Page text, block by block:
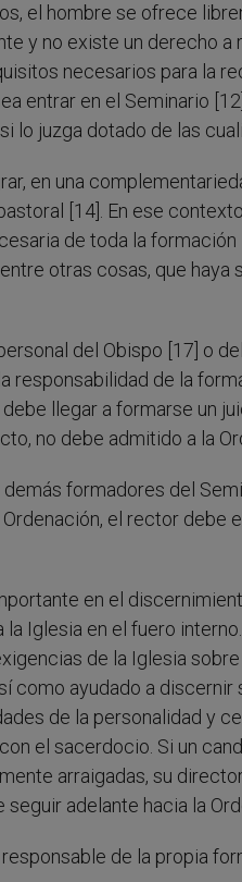
el hombre se ofrece
y no existe un derecho a
necesarios para la
entrar en el Seminario
lo juzga dotado de las
en una
[14]. En ese
de toda la
otras cosas, que haya
del Obispo [17] o
responsabilidad de la
llegar a formarse un
no debe admitido a la
formadores del
el rector debe
en el
Iglesia en el fuero
de la Iglesia
ayudado a discernir
de la personalidad y
el sacerdocio. Si un
arraigadas, su
adelante hacia la
de la propia